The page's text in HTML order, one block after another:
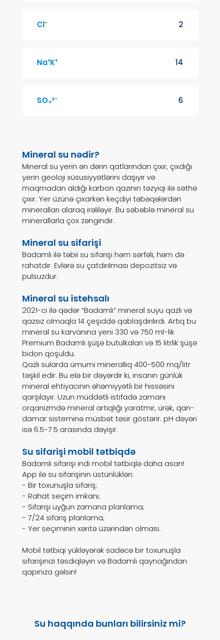
Cl⁻ 2
Na⁺K⁺ 14
SO₄²⁻ 6
Mineral su nədir?
Mineral su yerin ən dərin qatlarından çıxır, çıxdığı
yerin geoloji xüsusiyyətlərini daşıyır və
maqmadan aldığı karbon qazının təzyiqi ilə səthə
çıxır. Yer üzünə çıxarkən keçdiyi təbəqələrdən
mineralları alaraq irəliləyir. Bu səbəblə mineral su
minerallarla çox zəngindir.
Mineral su sifarişi
Badamlı ilə təbii su sifarişi həm sərfəli, həm də
rahatdır. Evlərə su çatdırılması depozitsiz və
pulsuzdur.
Mineral su istehsalı
2021-ci ilə qədər “Badamlı” mineral suyu qazlı və
qazsız olmaqla 14 çeşiddə qablaşdırılırdı. Artıq bu
mineral su karvanına yeni 330 və 750 ml-lik
Premium Badamlı şüşə butulkaları və 15 litrlik şüşə
bidon qoşuldu.
Qazlı sularda ümumi minerallıq 400-500 mq/litr
təşkil edir. Bu elə bir dəyərdir ki, insanın günlük
mineral ehtiyacının əhəmiyyətli bir hissəsini
qarşılayır. Uzun müddətli istifadə zamanı
orqanizmdə mineral artıqlığı yaratmır, ürək, qan-
damar sisteminə müsbət təsir göstərir. pH dəyəri
isə 6.5-7.5 arasında dəyişir.
Su sifarişi mobil tətbiqdə
Badamlı sifarişi indi mobil tətbiqlə daha asan!
App ilə su sifarişinin üstünlükləri:
- Bir toxunuşla sifariş;
- Rahat seçim imkanı;
- Sifarişi uyğun zamana planlama;
- 7/24 sifariş planlama;
- Yer seçiminin xəritə üzərindən olması.
Mobil tətbiqi yükləyərək sadəcə bir toxunuşla
sifarişinizi təsdiqləyin və Badamlı qaynağından
qapınıza gəlsin!
Su haqqında bunları bilirsiniz mi?